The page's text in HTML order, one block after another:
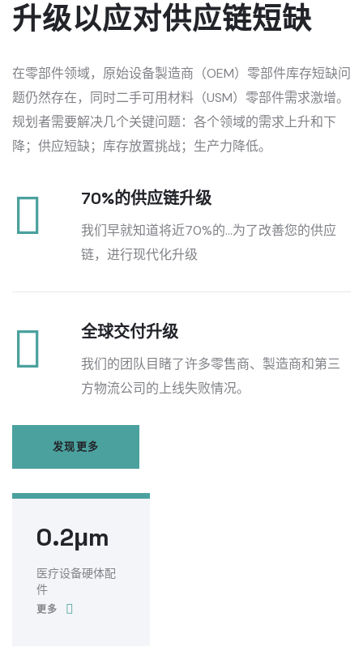
升级以应对供应链短缺
在零部件领域，原始设备製造商（OEM）零部件库存短缺问
题仍然存在，同时二手可用材料（USM）零部件需求激增。
规划者需要解决几个关键问题：各个领域的需求上升和下
降；供应短缺；库存放置挑战；生产力降低。
70%的供应链升级
我们早就知道将近70%的...为了改善您的供应
链，进行现代化升级
全球交付升级
我们的团队目睹了许多零售商、製造商和第三
方物流公司的上线失败情况。
发现更多
0.2μm
医疗设备硬体配
件
更多